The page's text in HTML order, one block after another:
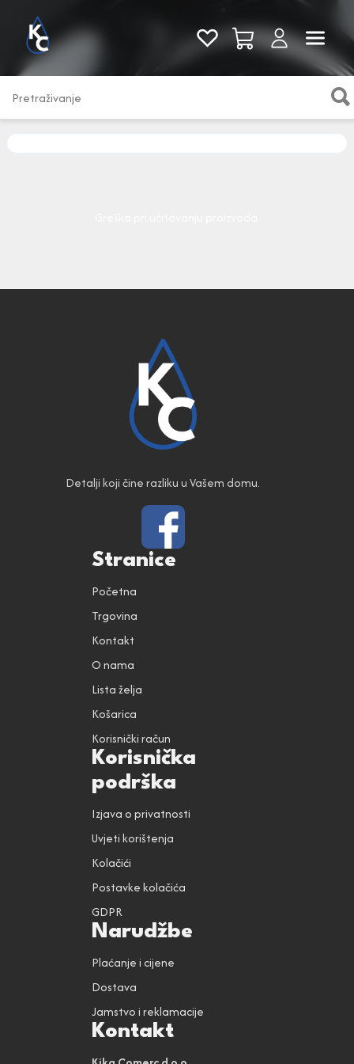
Pogledaj sve
Detalji koji čine razliku u Vašem domu.
Stranice
Početna
Trgovina
Kontakt
O nama
Lista želja
Košarica
Korisnički račun
Korisnička
podrška
Izjava o privatnosti
Uvjeti korištenja
Kolačići
Postavke kolačića
GDPR
Narudžbe
Plaćanje i cijene
Dostava
Jamstvo i reklamacije
Kontakt